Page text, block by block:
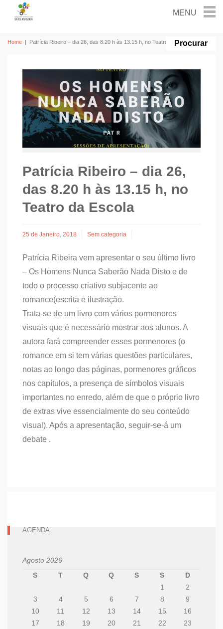
Home | Patrícia Ribeiro – dia 26, das 8.20 h às 13.15 h, no Teatro da Escola
Patrícia Ribeiro – dia 26,
das 8.20 h às 13.15 h, no
Teatro da Escola
25 de Janeiro, 2018 Sem categoria
Patrícia Ribeira vem apresentar o seu último livro
– Os Homens Nunca Saberão Nada Disto e de
todo o processo criativo subjacente ao
romance(escrita e ilustração.
Trata-se de um livro com vários pormenores
visuais que é necessário mostrar aos alunos. A
autora fará compreender esses pormenores (o
romance em si tem várias questões particulares,
notas ao longo das páginas, pormenores gráficos
nos capítulos, a presença de símbolos visuais
importantes no enredo, além de que o próprio livro
de extras vive essencialmente do seu conteúdo
visual). Após a apresentação, seguir-se-á um
debate .
AGENDA
Agosto 2026
S
T Q Q S S
D
1
2
3
4 5 6 7 8
9
10
11 12 13 14 15
16
17
18 19 20 21 22
23